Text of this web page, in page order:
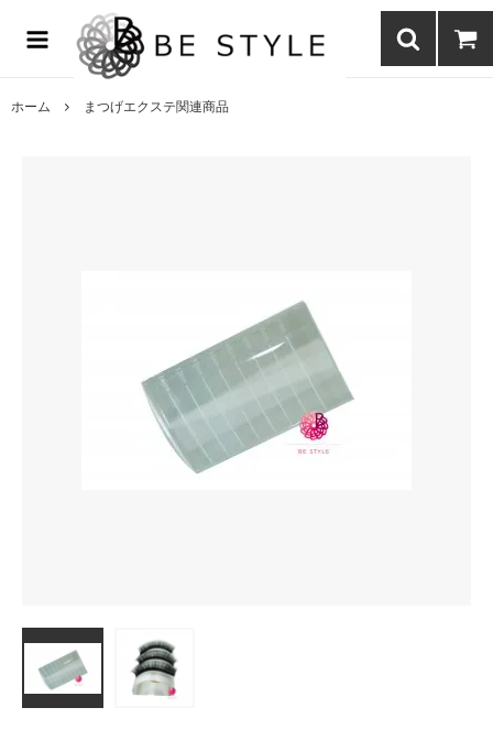
まつげエクステ商材の通販・まつげパーマ・ボディジュエリーなどまつ
げ商材・美容商材の通販｜BE STYLE beauty shop
ホーム まつげエクステ関連商品